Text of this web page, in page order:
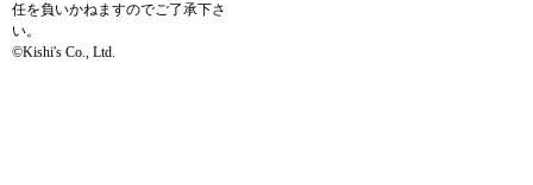
任を負いかねますのでご了承下さ
い。
©Kishi's Co., Ltd.